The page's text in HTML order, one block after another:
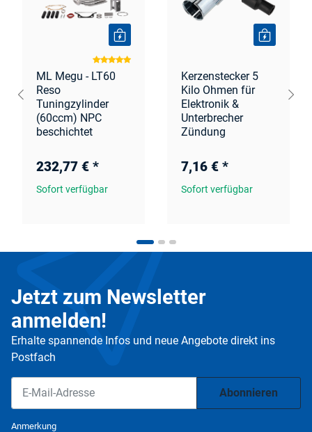
ML Megu - LT60
Reso
Tuningzylinder
(60ccm) NPC
beschichtet
232,77 € *
Sofort verfügbar
Kerzenstecker 5
Kilo Ohmen für
Elektronik &
Unterbrecher
Zündung
7,16 € *
Sofort verfügbar
Jetzt zum Newsletter
anmelden!
Erhalte spannende Infos und neue Angebote direkt ins
Postfach
Abonnieren
Anmerkung